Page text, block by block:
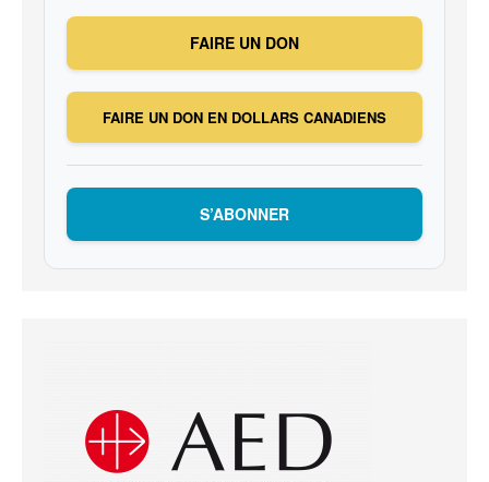
FAIRE UN DON
FAIRE UN DON EN DOLLARS CANADIENS
S’ABONNER